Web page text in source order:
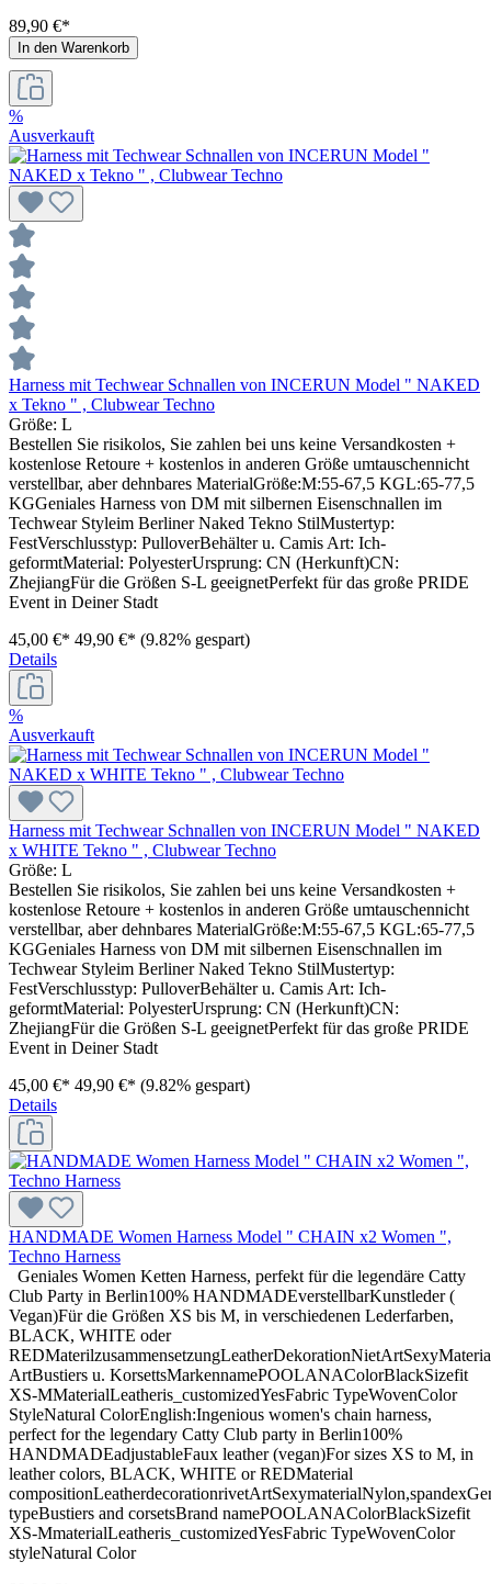
89,90 €*
In den Warenkorb
%
Ausverkauft
Harness mit Techwear Schnallen von INCERUN Model " NAKED
x Tekno " , Clubwear Techno
Größe: L
Bestellen Sie risikolos, Sie zahlen bei uns keine Versandkosten +
kostenlose Retoure + kostenlos in anderen Größe umtauschennicht
verstellbar, aber dehnbares MaterialGröße:M:55-67,5 KGL:65-77,5
KGGeniales Harness von DM mit silbernen Eisenschnallen im
Techwear Styleim Berliner Naked Tekno StilMustertyp:
FestVerschlusstyp: PulloverBehälter u. Camis Art: Ich-
geformtMaterial: PolyesterUrsprung: CN (Herkunft)CN:
ZhejiangFür die Größen S-L geeignetPerfekt für das große PRIDE
Event in Deiner Stadt
45,00 €* 49,90 €* (9.82% gespart)
Details
%
Ausverkauft
Harness mit Techwear Schnallen von INCERUN Model " NAKED
x WHITE Tekno " , Clubwear Techno
Größe: L
Bestellen Sie risikolos, Sie zahlen bei uns keine Versandkosten +
kostenlose Retoure + kostenlos in anderen Größe umtauschennicht
verstellbar, aber dehnbares MaterialGröße:M:55-67,5 KGL:65-77,5
KGGeniales Harness von DM mit silbernen Eisenschnallen im
Techwear Styleim Berliner Naked Tekno StilMustertyp:
FestVerschlusstyp: PulloverBehälter u. Camis Art: Ich-
geformtMaterial: PolyesterUrsprung: CN (Herkunft)CN:
ZhejiangFür die Größen S-L geeignetPerfekt für das große PRIDE
Event in Deiner Stadt
45,00 €* 49,90 €* (9.82% gespart)
Details
HANDMADE Women Harness Model " CHAIN x2 Women ",
Techno Harness
Geniales Women Ketten Harness, perfekt für die legendäre Catty
Club Party in Berlin100% HANDMADEverstellbarKunstleder (
Vegan)Für die Größen XS bis M, in verschiedenen Lederfarben,
BLACK, WHITE oder
ArtBustiers u. KorsettsMarkennamePOOLANAColorBlackSizefit
XS-MMaterialLeatheris_customizedYesFabric TypeWovenColor
StyleNatural ColorEnglish:Ingenious women's chain harness,
perfect for the legendary Catty Club party in Berlin100%
HANDMADEadjustableFaux leather (vegan)For sizes XS to M, in
leather colors, BLACK, WHITE or REDMaterial
typeBustiers and corsetsBrand namePOOLANAColorBlackSizefit
XS-MmaterialLeatheris_customizedYesFabric TypeWovenColor
styleNatural Color